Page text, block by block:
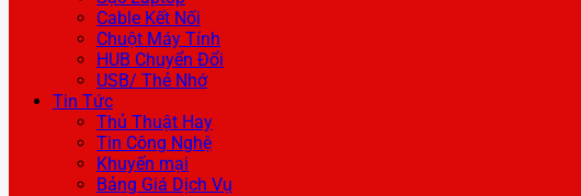
Cable Kết Nối
Chuột Máy Tính
HUB Chuyển Đổi
USB/ Thẻ Nhớ
Tin Tức
Thủ Thuật Hay
Tin Công Nghệ
Khuyến mại
Bảng Giá Dịch Vụ